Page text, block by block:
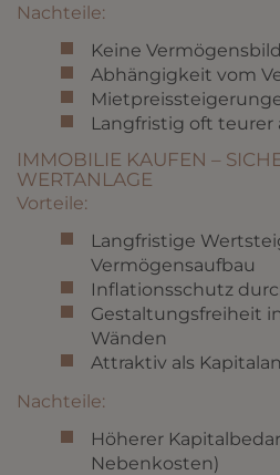
Nachteile:
Keine
Abhängigkeit vom
Langfristig oft teurer
IMMOBILIE KAUFEN –
WERTANLAGE
Vorteile:
Langfristige
Vermögensaufbau
Inflationsschutz
Gestaltungsfreiheit
Wänden
Attraktiv als
Nachteile:
Höherer
Nebenkosten)